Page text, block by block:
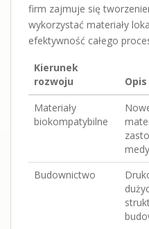
firm zajmuje się
wykorzystać materiały
efektywność całego
Kierunek
rozwoju
Opis
Materiały
biokompatybilne
Budownictwo